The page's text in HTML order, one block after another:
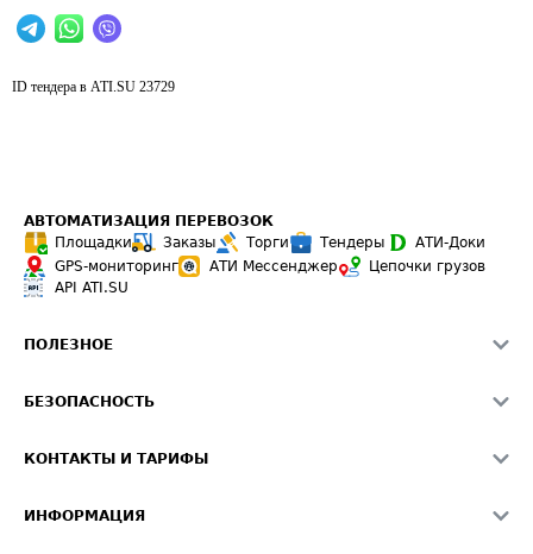
ID тендера в ATI.SU 23729
АВТОМАТИЗАЦИЯ ПЕРЕВОЗОК
Площадки
Заказы Торги Тендеры
АТИ-Доки
GPS-мониторинг
АТИ Мессенджер
Цепочки грузов
API ATI.SU
ПОЛЕЗНОЕ
Звезды ATI.SU на вашем сайте
Средние ставки
БЕЗОПАСНОСТЬ
Светофор+
КОНТАКТЫ И ТАРИФЫ
ИНФОРМАЦИЯ